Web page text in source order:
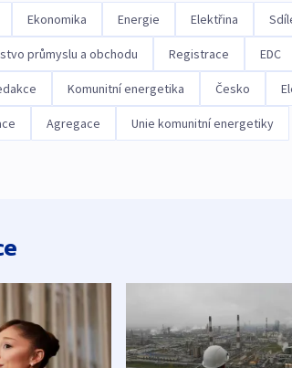
Ekonomika Energie Elektřina
průmyslu a obchodu Registrace EDC
Komunitní energetika Česko
Agregace Unie komunitní energetiky